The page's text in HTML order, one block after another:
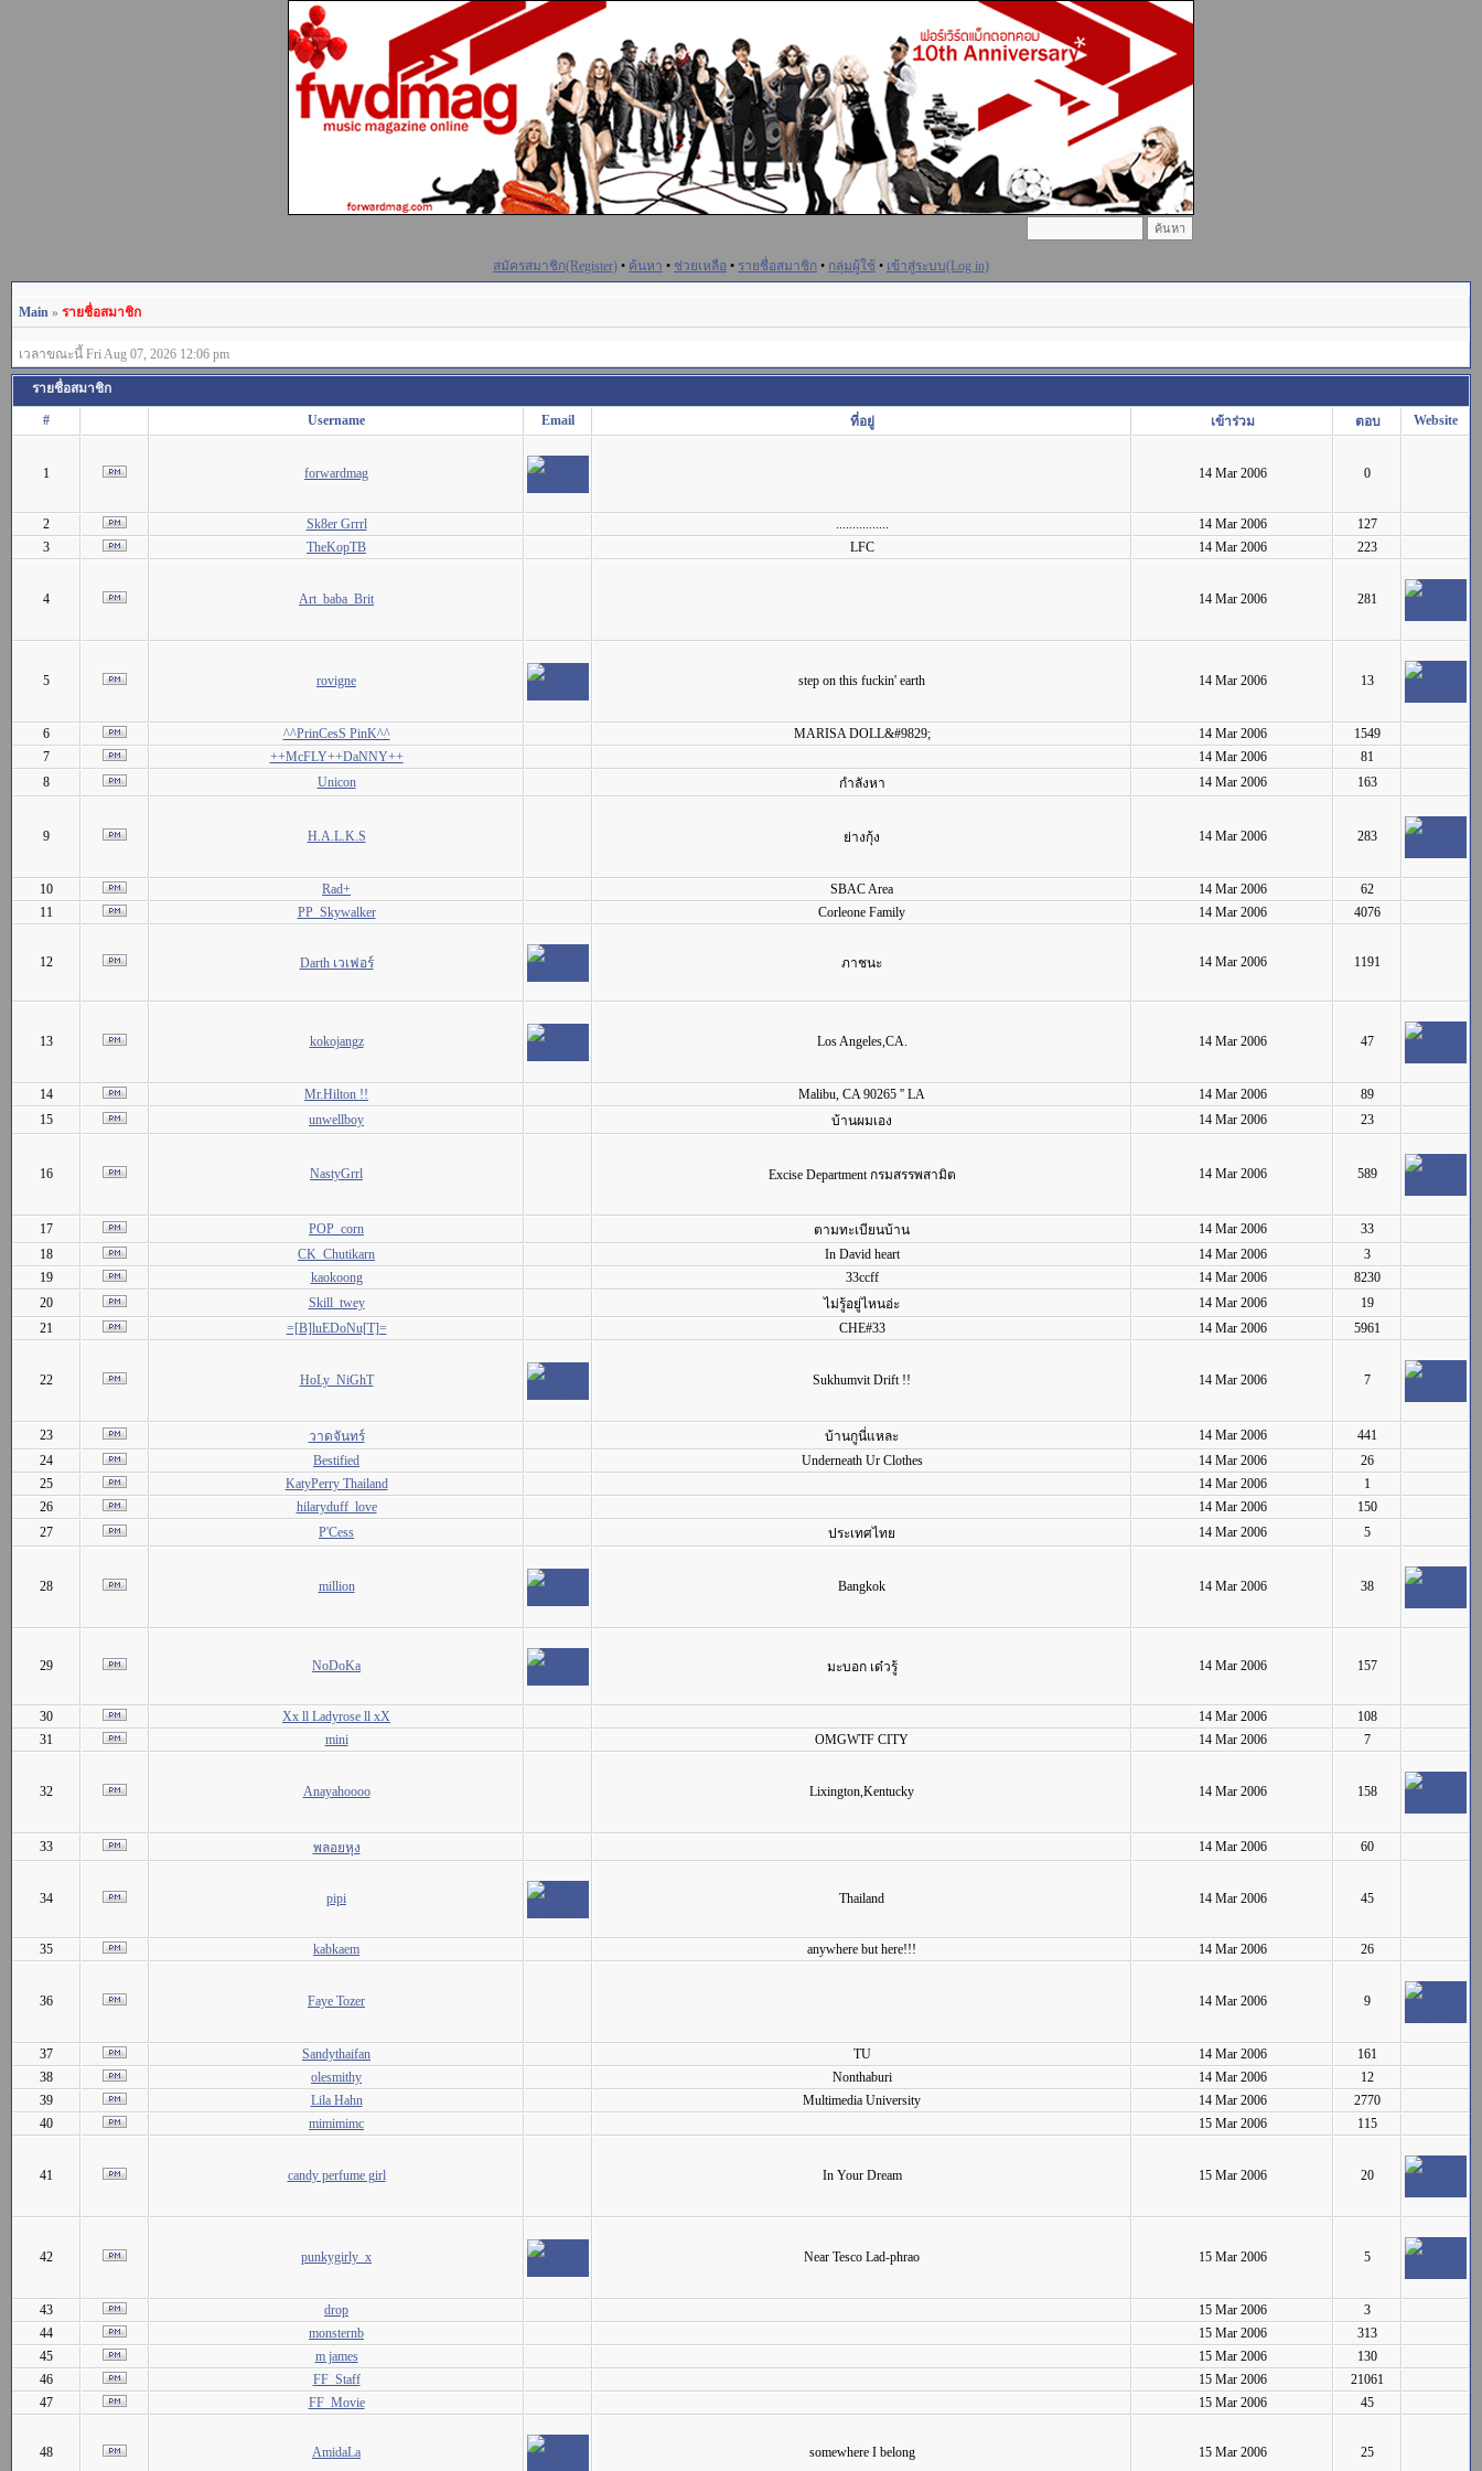
สมัครสมาชิก(Register) • ค้นหา • ช่วยเหลือ • รายชื่อสมาชิก • กลุ่มผู้ใช้ • เข้าสู่ระบบ(Log in)
Main » รายชื่อสมาชิก
เวลาขณะนี้ Fri Aug 07, 2026 12:06 pm
รายชื่อสมาชิก
# Username Email ที่อยู่ เข้าร่วม ตอบ Website
1 forwardmag 14 Mar 2006 0
2 Sk8er Grrrl ................ 14 Mar 2006
127
3
TheKopTB LFC 14 Mar 2006 223
4 Art_baba_Brit 14 Mar 2006 281
5 rovigne step on this fuckin' earth 14 Mar 2006 13
6 ^^PrinCesS PinK^^ MARISA DOLL&#9829; 14 Mar 2006
1549
7
++McFLY++DaNNY++ 14 Mar 2006
81
8
Unicon กำลังหา 14 Mar 2006 163
9 H.A.L.K.S ย่างกุ้ง 14 Mar 2006 283
10 Rad+ SBAC Area 14 Mar 2006
62
11
PP_Skywalker Corleone Family 14 Mar 2006 4076
12 Darth เวเฟอร์ ภาชนะ 14 Mar 2006 1191
13 kokojangz Los Angeles,CA. 14 Mar 2006 47
14 Mr.Hilton !! Malibu, CA 90265 '' LA 14 Mar 2006
89
15
unwellboy บ้านผมเอง 14 Mar 2006 23
16 NastyGrrl Excise Department กรมสรรพสามิต 14 Mar 2006 589
17 POP_corn ตามทะเบียนบ้าน 14 Mar 2006
33
18
CK_Chutikarn In David heart 14 Mar 2006
3
19
kaokoong 33ccff 14 Mar 2006
8230
20
Skill_twey ไม่รู้อยู่ไหนอ่ะ 14 Mar 2006
19
21
=[B]luEDoNu[T]= CHE#33 14 Mar 2006 5961
22 HoLy_NiGhT Sukhumvit Drift !! 14 Mar 2006 7
23 วาดจันทร์ บ้านกูนี่แหละ 14 Mar 2006
441
24
Bestified Underneath Ur Clothes 14 Mar 2006
26
25
KatyPerry Thailand 14 Mar 2006
1
26
hilaryduff_love 14 Mar 2006
150
27
P'Cess ประเทศไทย 14 Mar 2006 5
28 million Bangkok 14 Mar 2006 38
29 NoDoKa มะบอก เด๋วรู้ 14 Mar 2006 157
30 Xx ll Ladyrose ll xX 14 Mar 2006
108
31
mini OMGWTF CITY 14 Mar 2006 7
32 Anayahoooo Lixington,Kentucky 14 Mar 2006 158
33 พลอยหุง 14 Mar 2006 60
34 pipi Thailand 14 Mar 2006 45
35 kabkaem anywhere but here!!! 14 Mar 2006 26
36 Faye Tozer 14 Mar 2006 9
37 Sandythaifan TU 14 Mar 2006
161
38
olesmithy Nonthaburi 14 Mar 2006
12
39
Lila Hahn Multimedia University 14 Mar 2006
2770
40
mimimimc 15 Mar 2006 115
41 candy perfume girl In Your Dream 15 Mar 2006 20
42 punkygirly_x Near Tesco Lad-phrao 15 Mar 2006 5
43 drop 15 Mar 2006
3
44
monsternb 15 Mar 2006
313
45
m james 15 Mar 2006
130
46
FF_Staff 15 Mar 2006
21061
47
FF_Movie 15 Mar 2006 45
48 AmidaLa somewhere I belong 15 Mar 2006 25